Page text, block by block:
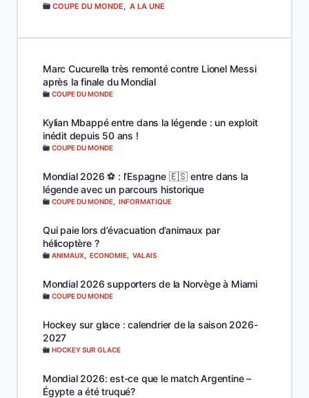
COUPE DU MONDE A LA UNE
Marc Cucurella très remonté contre Lionel Messi
après la finale du Mondial
COUPE DU MONDE
Kylian Mbappé entre dans la légende : un exploit
inédit depuis 50 ans !
COUPE DU MONDE
Mondial 2026 ⚽️ : l’Espagne 🇪🇸 entre dans la
légende avec un parcours historique
COUPE DU MONDE INFORMATIQUE
Qui paie lors d’évacuation d’animaux par
hélicoptère ?
ANIMAUX ECONOMIE VALAIS
Mondial 2026 supporters de la Norvège à Miami
COUPE DU MONDE
Hockey sur glace : calendrier de la saison 2026-
2027
HOCKEY SUR GLACE
Mondial 2026: est-ce que le match Argentine –
Égypte a été truqué?